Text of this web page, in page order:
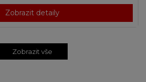
Zobrazit detaily
Zobrazit vše